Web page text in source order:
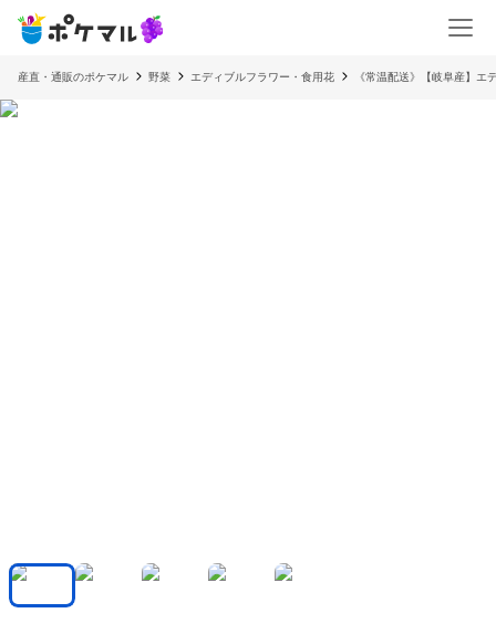
産直・通販のポケマル 野菜 エディブルフラワー・食用花 《常温配送》【岐阜産】